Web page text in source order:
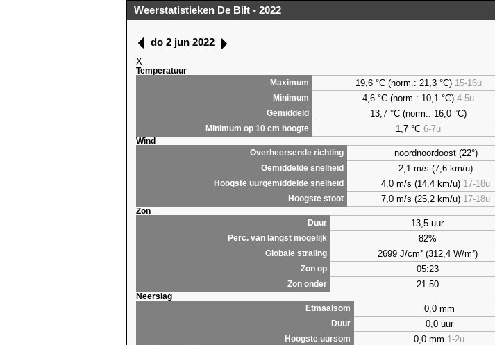
Weerstatistieken De Bilt - 2022
do 2 jun 2022
X
Temperatuur
Maximum
19,6 °C (norm.: 21,3 °C) 15-16u
Minimum 4,6 °C (norm.: 10,1 °C)4-5u
Gemiddeld 13,7 °C (norm.: 16,0 °C)
Minimum op 10 cm hoogte 1,7 °C6-7u
Wind
Overheersende richting
noordnoordoost (22°)
Gemiddelde snelheid 2,1 m/s (7,6 km/u)
Hoogste uurgemiddelde snelheid 4,0 m/s (14,4 km/u) 17-18u
Hoogste stoot 7,0 m/s (25,2 km/u) 17-18u
Zon
Duur
13,5 uur
Perc. van langst mogelijk 82%
Globale straling 2699 J/cm² (312,4 W/m²)
Zon op 05:23
Zon onder 21:50
Neerslag
Etmaalsom
0,0 mm
Duur 0,0 uur
Hoogste uursom 0,0 mm 1-2u